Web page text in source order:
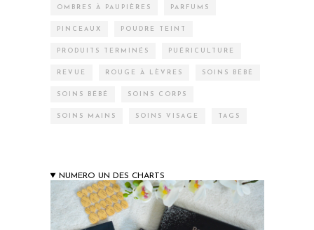
OMBRES À PAUPIÈRES PARFUMS
PINCEAUX POUDRE TEINT
PRODUITS TERMINÉS PUÉRICULTURE
REVUE ROUGE À LÈVRES SOINS BÉBÉ
SOINS BÉBÉ SOINS CORPS
SOINS MAINS SOINS VISAGE TAGS
NUMERO UN DES CHARTS